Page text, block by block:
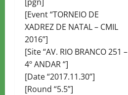
[Event “TORNEIO DE
XADREZ DE NATAL – CMIL
2016”]
[Site “AV. RIO BRANCO 251 –
4º ANDAR “]
[Date “2017.11.30”]
[Round “5.5”]